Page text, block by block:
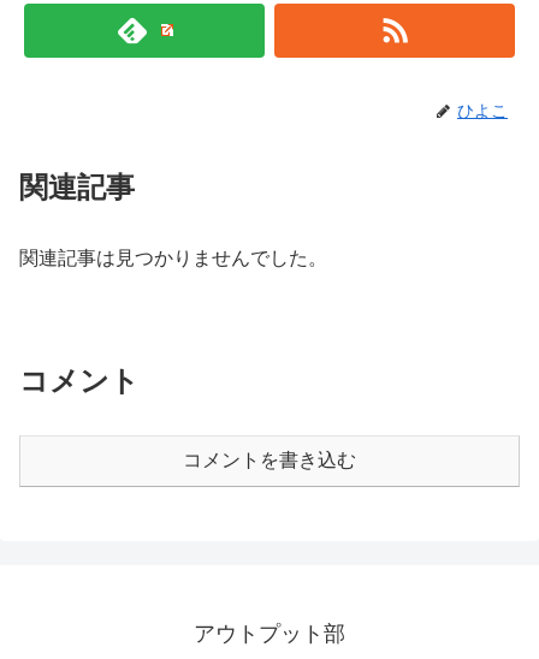
ひよこ
関連記事
関連記事は見つかりませんでした。
コメント
コメントを書き込む
アウトプット部